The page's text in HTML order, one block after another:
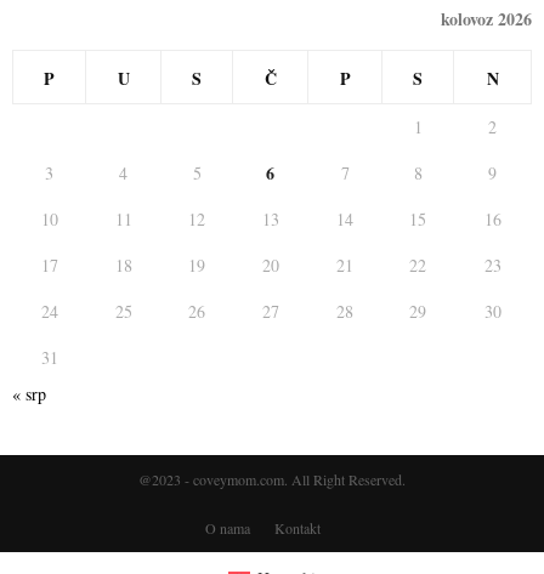
kolovoz 2026
P U S Č P S N
1
2
3
4 5 6 7 8
9
10
11 12 13 14 15
16
17
18 19 20 21 22
23
24
25 26 27 28 29
30
31
« srp
@2023 - coveymom.com. All Right Reserved.
O nama Kontakt